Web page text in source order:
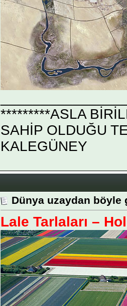
*********ASLA
SAHİP OLDUĞU
KALEGÜNEY
Dünya uzaydan böyle
Lale Tarlaları –